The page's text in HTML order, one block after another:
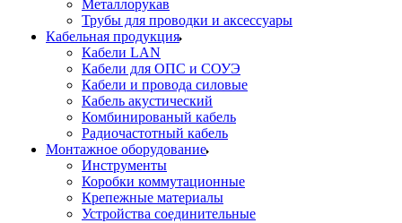
Металлорукав
Трубы для проводки и аксессуары
Кабельная продукция
Кабели LAN
Кабели для ОПС и СОУЭ
Кабели и провода силовые
Кабель акустический
Комбинированый кабель
Радиочастотный кабель
Монтажное оборудование
Инструменты
Коробки коммутационные
Крепежные материалы
Устройства соединительные